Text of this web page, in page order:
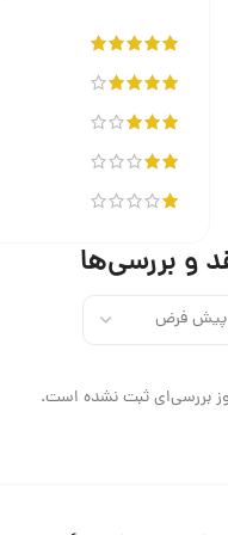
و بررسی‌ها
بررسی‌ای ثبت نشده است.